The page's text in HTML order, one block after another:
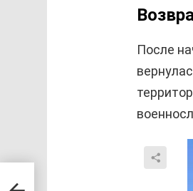
После